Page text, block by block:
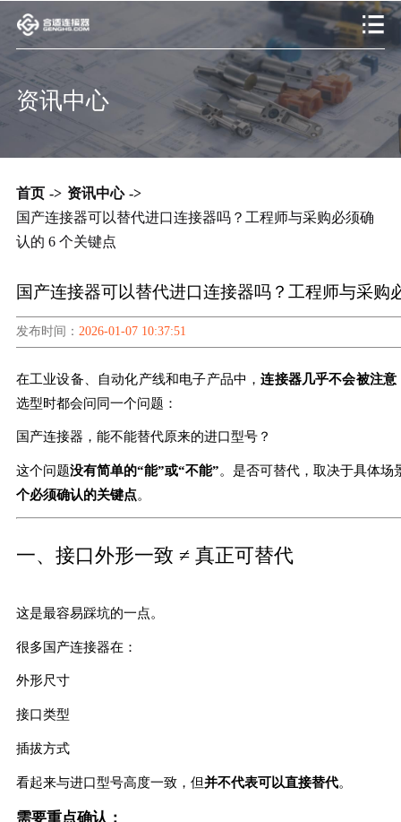
资讯中心
首页 -> 资讯中心 ->
国产连接器可以替代进口连接器吗？工程师与采购必须确
认的 6 个关键点
国产连接器可以替代进口连接器吗？工程师与采购
发布时间： 2026-01-07 10:37:51
在工业设备、自动化产线和电子产品中，连接器几乎不会被注
选型时都会问同一个问题：
国产连接器，能不能替代原来的进口型号？
这个问题没有简单的“能”或“不能”。是否可替代，取决于具体场
个必须确认的关键点。
一、接口外形一致 ≠ 真正可替代
这是最容易踩坑的一点。
很多国产连接器在：
外形尺寸
接口类型
插拔方式
看起来与进口型号高度一致，但并不代表可以直接替代。
需要重点确认：